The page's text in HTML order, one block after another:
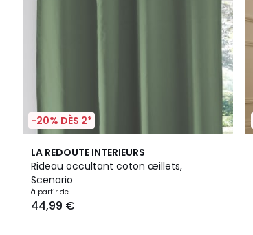
-20% DÈS 2*
LA REDOUTE INTERIEURS
Rideau occultant coton œillets,
Scenario
Prix
à
à partir de
44,99 €
3,4
/ 5
8
Couleurs